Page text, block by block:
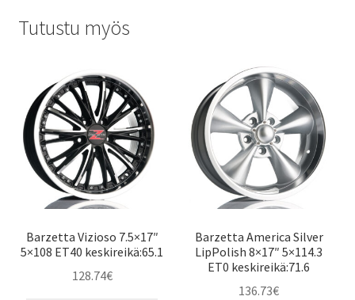
Tutustu myös
Barzetta Vizioso 7.5×17″
5×108 ET40 keskireikä:65.1
128.74€
Barzetta America Silver
LipPolish 8×17″ 5×114.3
ET0 keskireikä:71.6
136.73€